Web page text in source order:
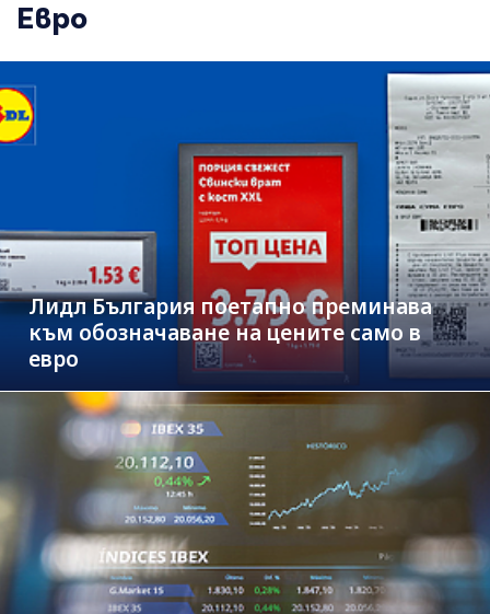
Евро
Лидл България поетапно преминава
към обозначаване на цените само в
евро